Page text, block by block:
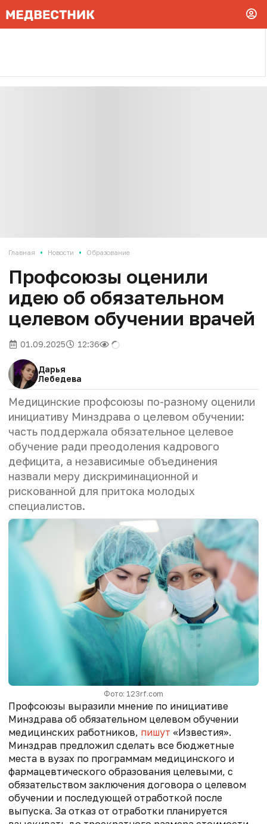
Главная • Новости • Образование
Профсоюзы оценили
идею об обязательном
целевом обучении врачей
01.09.2025 12:36
Дарья
Лебедева
Медицинские профсоюзы по-разному оценили
инициативу Минздрава о целевом обучении:
часть поддержала обязательное целевое
обучение ради преодоления кадрового
дефицита, а независимые объединения
назвали меру дискриминационной и
рискованной для притока молодых
специалистов.
Фото: 123rf.com
Профсоюзы выразили мнение по инициативе
Минздрава об обязательном целевом обучении
медицинских работников, пишут «Известия».
Минздрав предложил сделать все бюджетные
места в вузах по программам медицинского и
фармацевтического образования целевыми, с
обязательством заключения договора о целевом
обучении и последующей отработкой после
выпуска. За отказ от отработки планируется